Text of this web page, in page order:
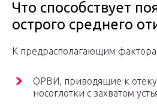
Что способствует
острого среднего
К предрасполагающим
ОРВИ, приводящие к отеку
носоглотки с захватом